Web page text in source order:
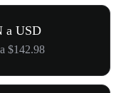
a USD
$142.98